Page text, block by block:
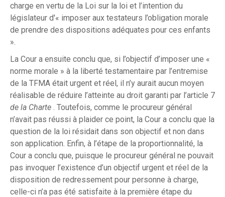
charge en vertu de la Loi sur la loi et l’intention du
législateur d'« imposer aux testateurs l’obligation morale
de prendre des dispositions adéquates pour ces enfants
».
La Cour a ensuite conclu que, si l’objectif d’imposer une «
norme morale » à la liberté testamentaire par l’entremise
de la TFMA était urgent et réel, il n’y aurait aucun moyen
réalisable de réduire l’atteinte au droit garanti par l’article 7
de la Charte . Toutefois, comme le procureur général
n’avait pas réussi à plaider ce point, la Cour a conclu que la
question de la loi résidait dans son objectif et non dans
son application. Enfin, à l’étape de la proportionnalité, la
Cour a conclu que, puisque le procureur général ne pouvait
pas invoquer l’existence d’un objectif urgent et réel de la
disposition de redressement pour personne à charge,
celle-ci n’a pas été satisfaite à la première étape du